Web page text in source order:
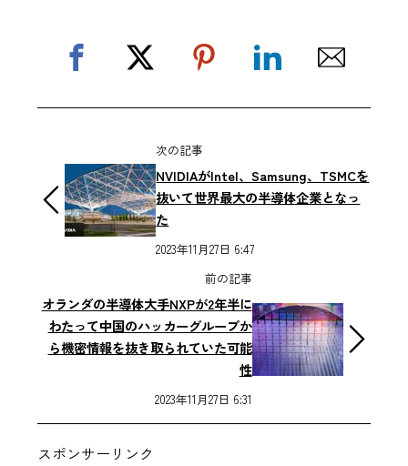
次の記事
NVIDIAがIntel、Samsung、TSMCを
抜いて世界最大の半導体企業となっ
た
2023年11月27日 6:47
前の記事
オランダの半導体大手NXPが2年半に
わたって中国のハッカーグループか
ら機密情報を抜き取られていた可能
性
2023年11月27日 6:31
スポンサーリンク